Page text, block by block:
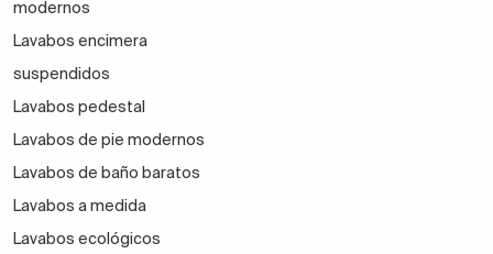
modernos
Lavabos encimera
suspendidos
Lavabos pedestal
Lavabos de pie modernos
Lavabos de baño baratos
Lavabos a medida
Lavabos ecológicos